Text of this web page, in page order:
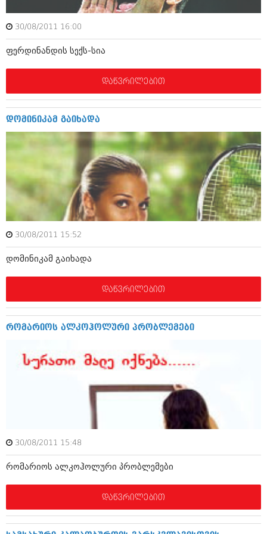
იანვარი 2016 (206)
ნოემბერი 2015 (264)
სექტემბერი 2015 (215)
აგვისტო 2015 (286)
ივლისი 2015 (173)
მაისი 2015 (194)
აპრილი 2015 (208)
თებერვალი 2015 (286)
იანვარი 2015 (247)
დეკემბერი 2014 (342)
ნოემბერი 2014 (290)
ოქტომბერი 2014 (292)
სექტემბერი 2014 (394)
აგვისტო 2014 (248)
ივლისი 2014 (313)
ივნისი 2014 (366)
მაისი 2014 (313)
აპრილი 2014 (290)
იანვარი 2014 (297)
ნოემბერი 2013 (279)
ოქტომბერი 2013 (256)
აგვისტო 2013 (89)
ივლისი 2013 (182)
მაისი 2013 (259)
აპრილი 2013 (304)
დეკემბერი 2012 (98)
ოქტომბერი 2012 (350)
სექტემბერი 2012 (264)
აგვისტო 2012 (268)
ივლისი 2012 (322)
მაისი 2012 (240)
30/08/2011 16:00
ფერდინანდის სექს-სია
დაწვრილებით
დომინიკამ გაიხადა
30/08/2011 15:52
დომინიკამ გაიხადა
დაწვრილებით
რომარიოს ალკოჰოლური პრობლემები
30/08/2011 15:48
რომარიოს ალკოჰოლური პრობლემები
დაწვრილებით